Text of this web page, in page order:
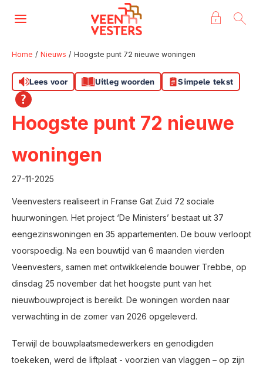
Naar hoofdinhoud
Naar hoofdnavigatiemenu
Naar zoeken
Naar de homepage
Ga naar Hoofd
Home Nieuws Hoogste punt 72 nieuwe woningen
Lees voor Uitleg woorden Simpele tekst
Hoogste punt 72 nieuwe
woningen
27-11-2025
Veenvesters realiseert in Franse Gat Zuid 72 sociale
huurwoningen. Het project ‘De Ministers’ bestaat uit 37
eengezinswoningen en 35 appartementen. De bouw verloopt
voorspoedig. Na een bouwtijd van 6 maanden vierden
Veenvesters, samen met ontwikkelende bouwer Trebbe, op
dinsdag 25 november dat het hoogste punt van het
nieuwbouwproject is bereikt. De woningen worden naar
verwachting in de zomer van 2026 opgeleverd.
Terwijl de bouwplaatsmedewerkers en genodigden
toekeken, werd de liftplaat - voorzien van vlaggen – op zijn